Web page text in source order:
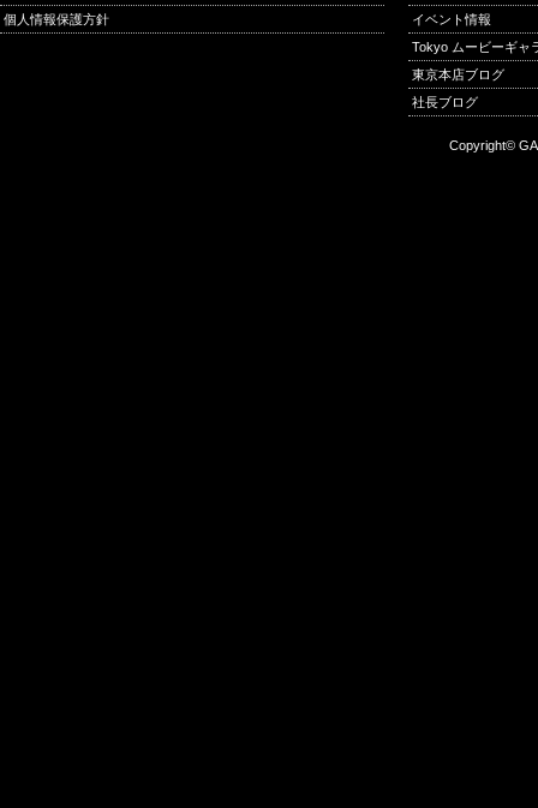
個人情報保護方針
イベント情報
Tokyo ムービーギャ
東京本店ブログ
社長ブログ
Copyright©